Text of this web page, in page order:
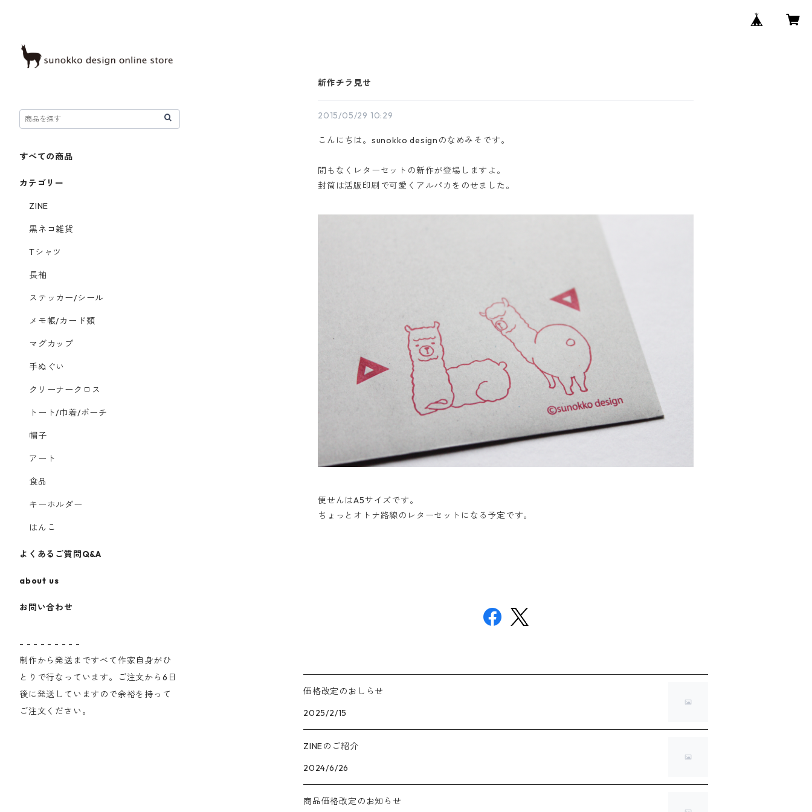
新作チラ見せ
2015/05/29 10:29
こんにちは。sunokko designのなめみそです。
間もなくレターセットの新作が登場しますよ。
封筒は活版印刷で可愛くアルパカをのせました。
便せんはA5サイズです。
ちょっとオトナ路線のレターセットになる予定です。
価格改定のおしらせ
2025/2/15
ZINEのご紹介
2024/6/26
商品価格改定のお知らせ
すべての商品
カテゴリー
ZINE
黒ネコ雑貨
Tシャツ
長袖
ステッカー/シール
メモ帳/カード類
マグカップ
手ぬぐい
クリーナークロス
トート/巾着/ポーチ
帽子
アート
食品
キーホルダー
はんこ
よくあるご質問Q&A
about us
お問い合わせ
- - - - - - - - -
制作から発送まですべて作家自身がひ
とりで行なっています。ご注文から6日
後に発送していますので余裕を持って
ご注文ください。